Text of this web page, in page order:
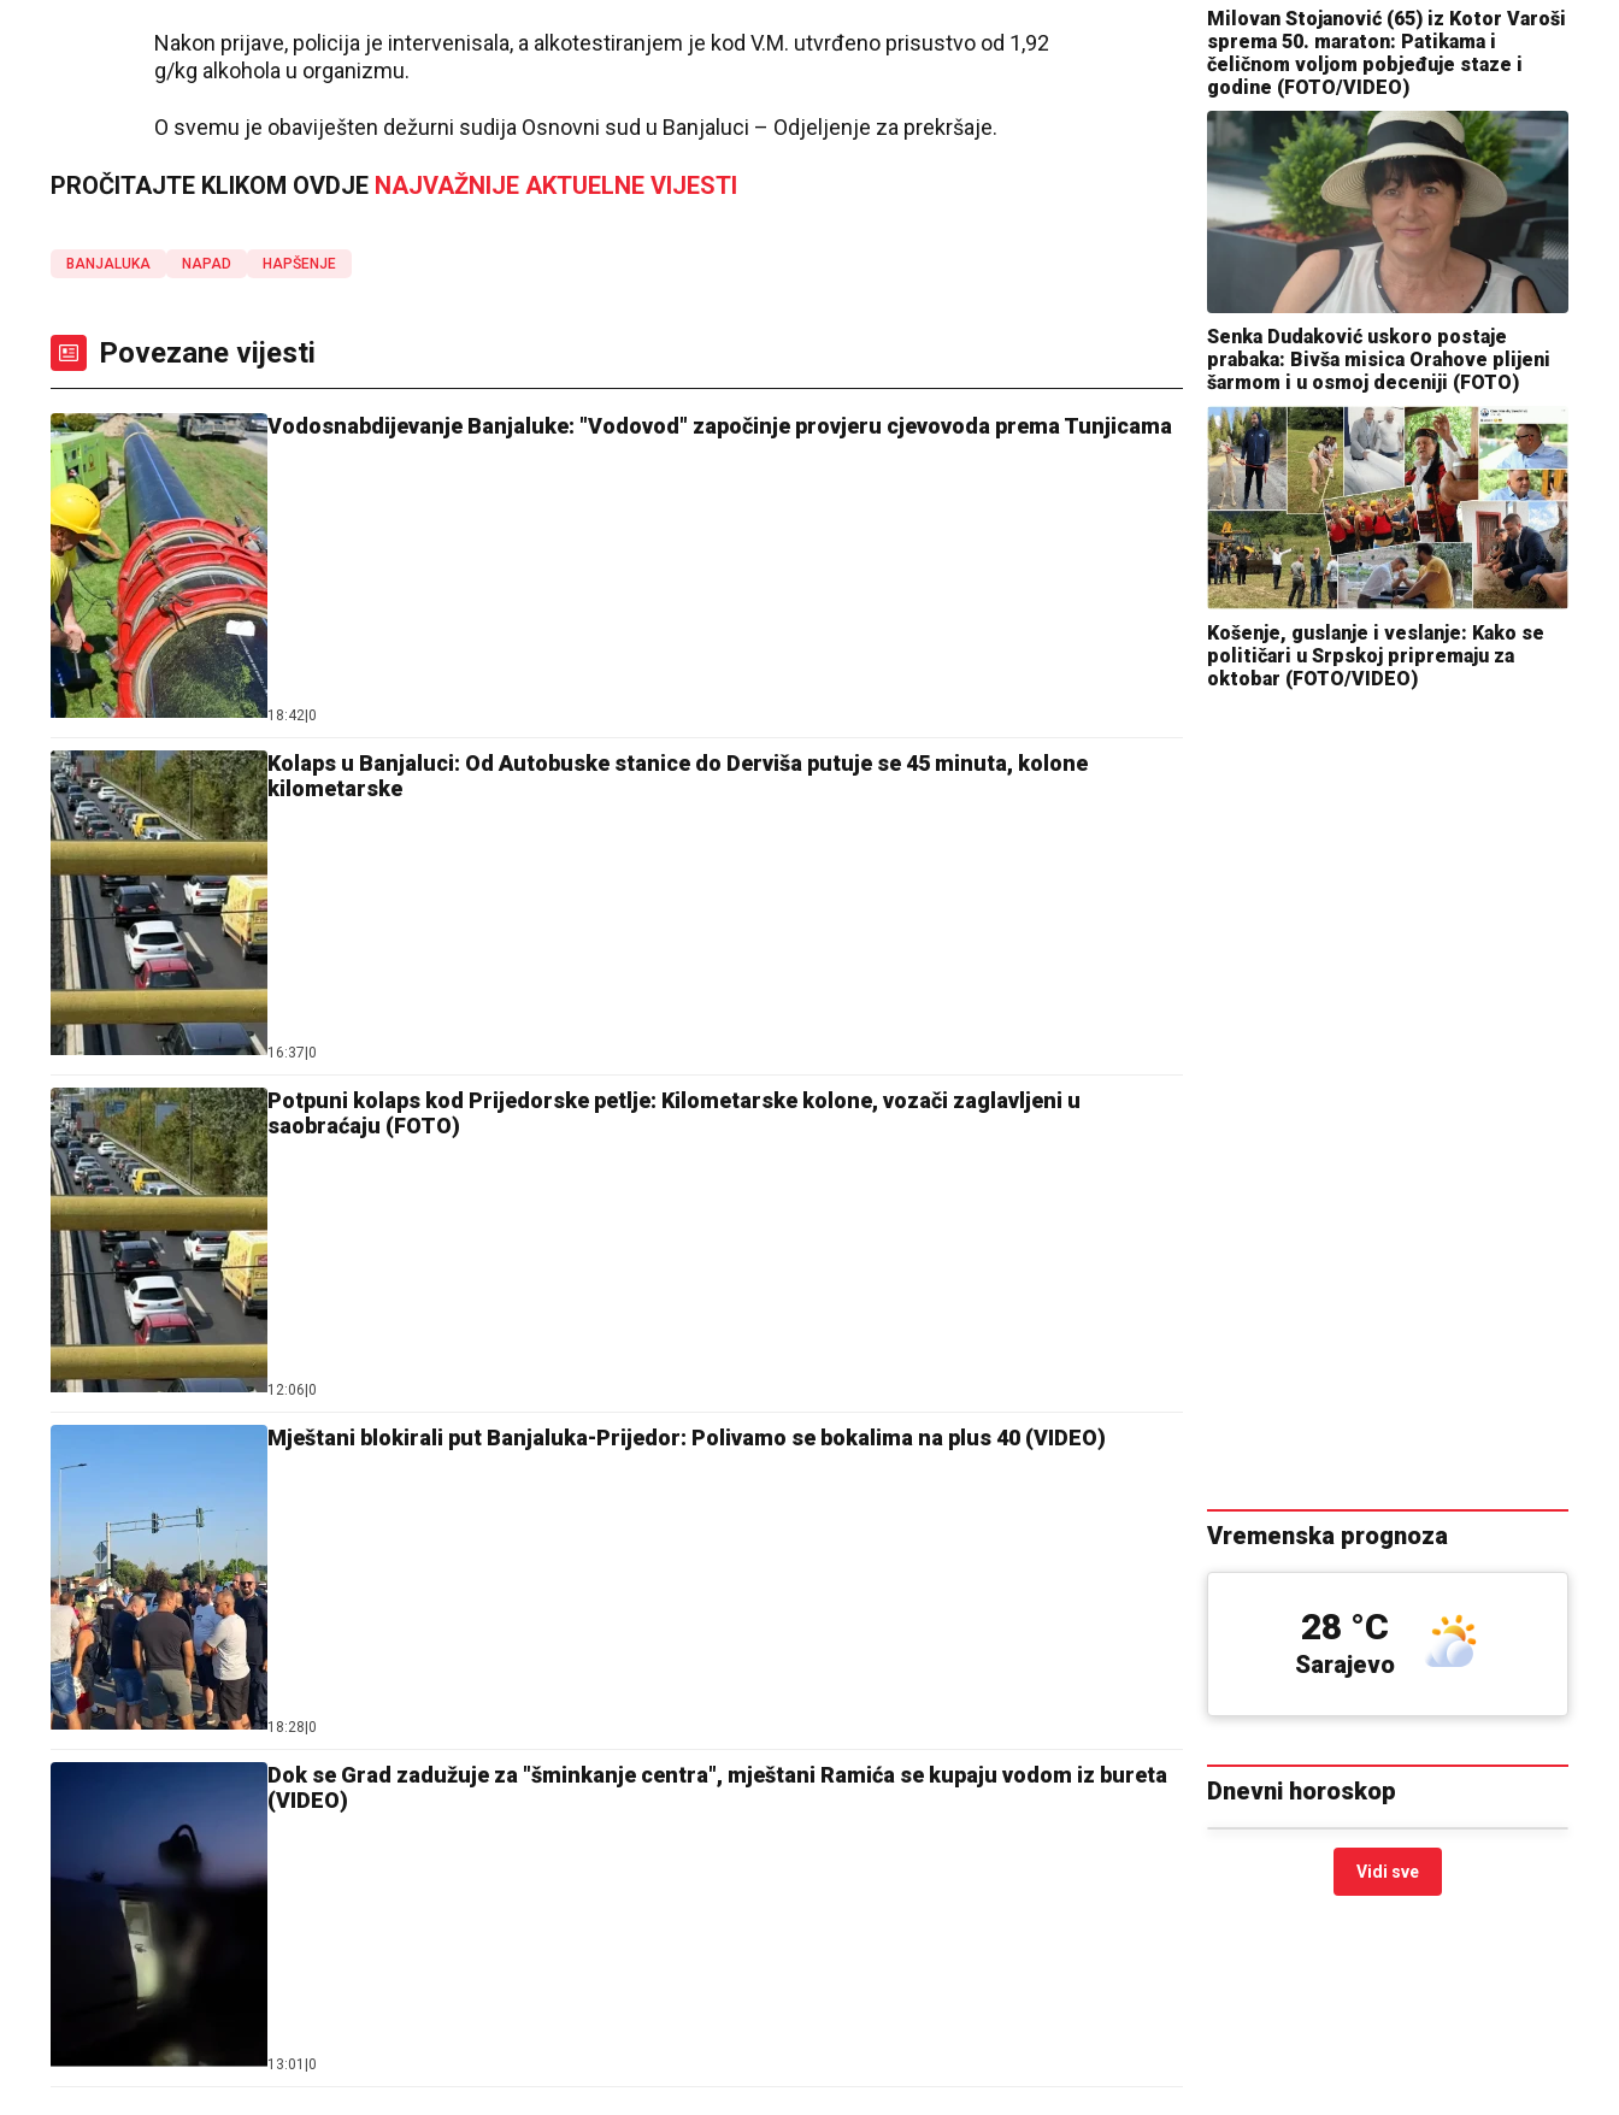
Nakon prijave, policija je intervenisala, a alkotestiranjem je kod V.M. utvrđeno prisustvo od 1,92
g/kg alkohola u organizmu.
O svemu je obaviješten dežurni sudija Osnovni sud u Banjaluci – Odjeljenje za prekršaje.
PROČITAJTE KLIKOM OVDJE NAJVAŽNIJE AKTUELNE VIJESTI
BANJALUKA NAPAD HAPŠENJE
Povezane vijesti
Vodosnabdijevanje Banjaluke: "Vodovod" započinje provjeru cjevovoda prema Tunjicama
18:42 0
Kolaps u Banjaluci: Od Autobuske stanice do Derviša putuje se 45 minuta, kolone
kilometarske
16:37 0
Potpuni kolaps kod Prijedorske petlje: Kilometarske kolone, vozači zaglavljeni u
saobraćaju (FOTO)
12:06 0
Mještani blokirali put Banjaluka-Prijedor: Polivamo se bokalima na plus 40 (VIDEO)
18:28 0
Dok se Grad zadužuje za "šminkanje centra", mještani Ramića se kupaju vodom iz bureta
(VIDEO)
13:01 0
Milovan Stojanović (65) iz Kotor Varoši
sprema 50. maraton: Patikama i
čeličnom voljom pobjeđuje staze i
godine (FOTO/VIDEO)
Senka Dudaković uskoro postaje
prabaka: Bivša misica Orahove plijeni
šarmom i u osmoj deceniji (FOTO)
Košenje, guslanje i veslanje: Kako se
političari u Srpskoj pripremaju za
oktobar (FOTO/VIDEO)
Vremenska prognoza
Sarajevo
28 °C
Dnevni horoskop
Vidi sve